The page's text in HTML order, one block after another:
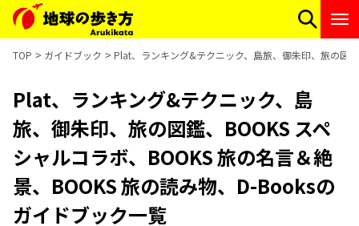
TOP ガイドブック Plat、ランキング&テクニック、島旅、御朱印、旅の図
Plat、ランキング&テクニック、島
旅、御朱印、旅の図鑑、BOOKS スペ
シャルコラボ、BOOKS 旅の名言＆絶
景、BOOKS 旅の読み物、D-Booksの
ガイドブック一覧